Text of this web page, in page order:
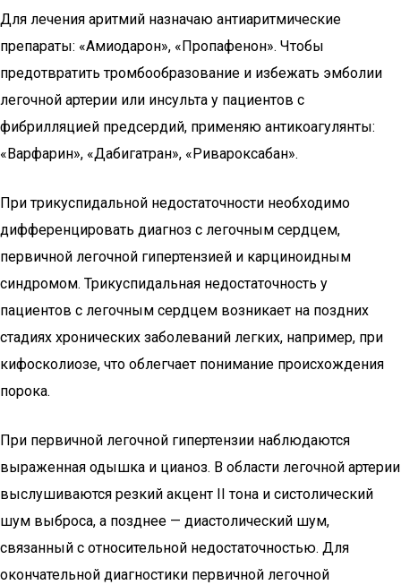
Для лечения аритмий назначаю антиаритмические
препараты: «Амиодарон», «Пропафенон». Чтобы
предотвратить тромбообразование и избежать эмболии
легочной артерии или инсульта у пациентов с
фибрилляцией предсердий, применяю антикоагулянты:
«Варфарин», «Дабигатран», «Ривароксабан».
При трикуспидальной недостаточности необходимо
дифференцировать диагноз с легочным сердцем,
первичной легочной гипертензией и карциноидным
синдромом. Трикуспидальная недостаточность у
пациентов с легочным сердцем возникает на поздних
стадиях хронических заболеваний легких, например, при
кифосколиозе, что облегчает понимание происхождения
порока.
При первичной легочной гипертензии наблюдаются
выраженная одышка и цианоз. В области легочной артерии
выслушиваются резкий акцент II тона и систолический
шум выброса, а позднее — диастолический шум,
связанный с относительной недостаточностью. Для
окончательной диагностики первичной легочной